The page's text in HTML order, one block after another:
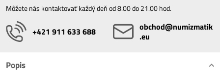
Môžete nás kontaktovať každý deň od 8.00 do 21.00 hod.
+421 911 633 688
obchod​@numizmatik​
.eu
Popis